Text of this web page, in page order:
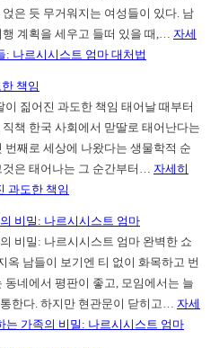
은 듯 무거워지는 여성들이 있다. 남
계획을 세우고 들떠 있을 때,… 자세
: 나르시시스트 엄마 대처법
책임
짊어진 과도한 책임 태어날 때부터
책 한국 사회에서 맏딸로 태어난다는
번째로 세상에 나왔다는 생물학적 순
은 태어나는 그 순간부터… 자세히
과도한 책임
비밀: 나르시시스트 엄마
비밀: 나르시시스트 엄마 완벽한 쇼
옥 남들이 보기엔 티 없이 화목하고 번
동네에서 평판이 좋고, 모임에서는 늘
한다. 하지만 현관문이 닫히고… 자세
는 가족의 비밀: 나르시시스트 엄마